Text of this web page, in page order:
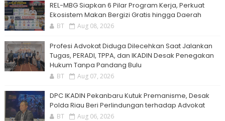
‎REL-MBG Siapkan 6 Pilar Program Kerja, Perkuat
Ekosistem Makan Bergizi Gratis hingga Daerah
BT Aug 08, 2026
Profesi Advokat Diduga Dilecehkan Saat Jalankan
Tugas, PERADI, TPPA, dan IKADIN Desak Penegakan
Hukum Tanpa Pandang Bulu
BT Aug 07, 2026
DPC IKADIN Pekanbaru Kutuk Premanisme, Desak
Polda Riau Beri Perlindungan terhadap Advokat
BT Aug 06, 2026